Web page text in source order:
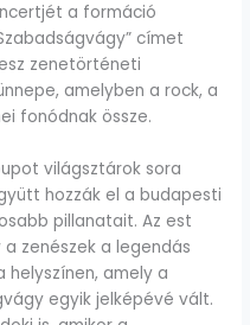
a formáció
címet
zenetörténeti
amelyben a rock, a
fonódnak össze.
világsztárok sora
hozzák el a budapesti
pillanatait. Az est
zenészek a legendás
helyszínen, amely a
egyik jelképévé vált.